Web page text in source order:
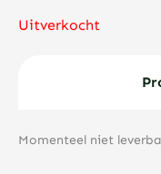
Uitverkocht
Momenteel niet